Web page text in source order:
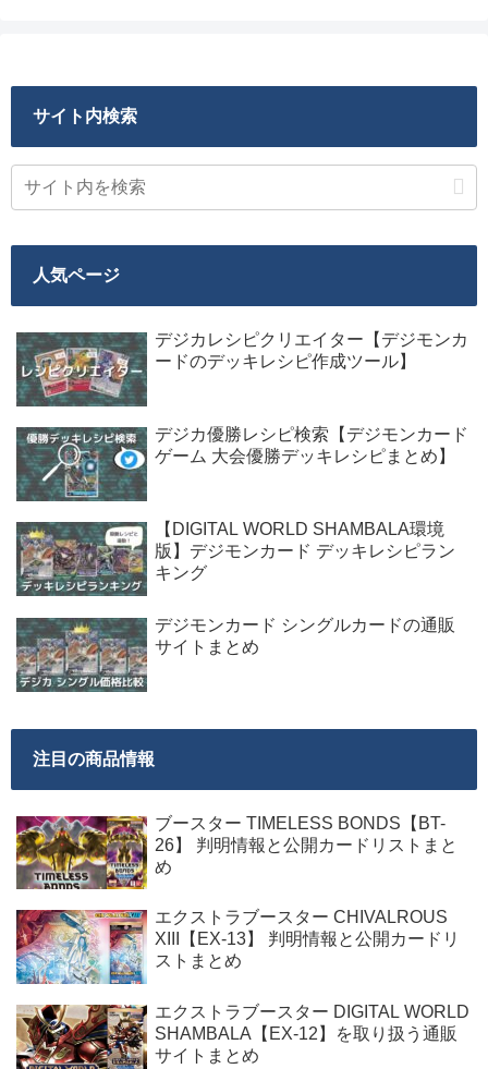
サイト内検索
人気ページ
デジカレシピクリエイター【デジモンカ
ードのデッキレシピ作成ツール】
デジカ優勝レシピ検索【デジモンカード
ゲーム 大会優勝デッキレシピまとめ】
【DIGITAL WORLD SHAMBALA環境
版】デジモンカード デッキレシピラン
キング
デジモンカード シングルカードの通販
サイトまとめ
注目の商品情報
ブースター TIMELESS BONDS【BT-
26】 判明情報と公開カードリストまと
め
エクストラブースター CHIVALROUS
XIII【EX-13】 判明情報と公開カードリ
ストまとめ
エクストラブースター DIGITAL WORLD
SHAMBALA【EX-12】を取り扱う通販
サイトまとめ